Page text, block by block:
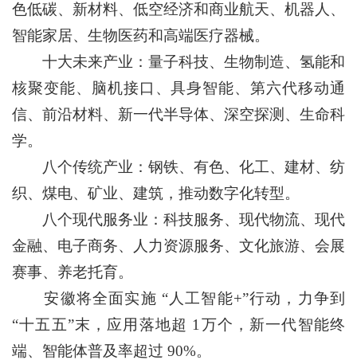
色低碳、新材料、低空经济和商业航天、机器人、
智能家居、生物医药和高端医疗器械。
十大未来产业：量子科技、生物制造、氢能和
核聚变能、脑机接口、具身智能、第六代移动通
信、前沿材料、新一代半导体、深空探测、生命科
学。
八个传统产业：钢铁、有色、化工、建材、纺
织、煤电、矿业、建筑，推动数字化转型。
八个现代服务业：科技服务、现代物流、现代
金融、电子商务、人力资源服务、文化旅游、会展
赛事、养老托育。
安徽将全面实施 “人工智能+”行动，力争到
“十五五”末，应用落地超 1万个，新一代智能终
端、智能体普及率超过 90%。